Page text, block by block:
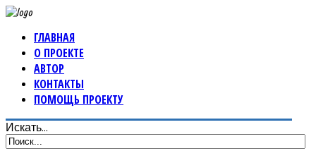
ГЛАВНАЯ
О ПРОЕКТЕ
АВТОР
КОНТАКТЫ
ПОМОЩЬ ПРОЕКТУ
Искать...